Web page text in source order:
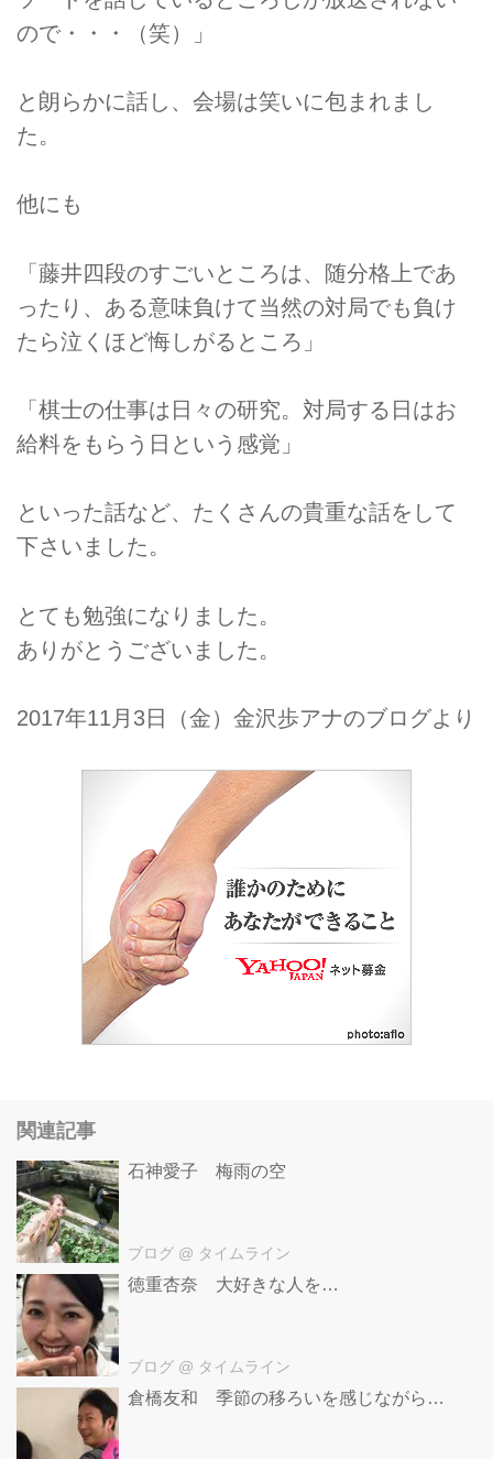
ので・・・（笑）」
と朗らかに話し、会場は笑いに包まれまし
た。
他にも
「藤井四段のすごいところは、随分格上であ
ったり、ある意味負けて当然の対局でも負け
たら泣くほど悔しがるところ」
「棋士の仕事は日々の研究。対局する日はお
給料をもらう日という感覚」
といった話など、たくさんの貴重な話をして
下さいました。
とても勉強になりました。
ありがとうございました。
2017年11月3日（金）金沢歩アナのブログより
関連記事
石神愛子 梅雨の空
ブログ @ タイムライン
徳重杏奈 大好きな人を…
ブログ @ タイムライン
倉橋友和 季節の移ろいを感じながら…